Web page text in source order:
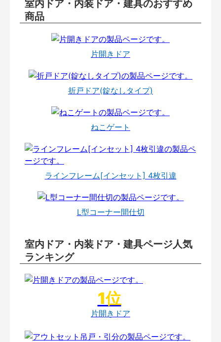
室内ドア・内装ドア・建具のおすすめ
商品
片開きドア
折戸ドア(錠なしタイプ)
ねこゲート
ラインフレーム[インセット] 4枚引違
L型コーナー間仕切
室内ドア・内装ドア・建具ページ人気
ランキング
片開きドア